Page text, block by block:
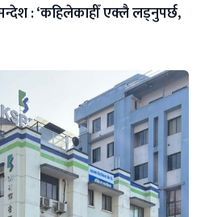
सन्देश : ‘कहिलेकाहीँ एक्लै लड्नुपर्छ,